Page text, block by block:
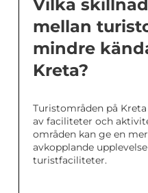
Vilka
mellan
mindre
Kreta?
Turistområden på
av faciliteter och
områden kan ge en
avkopplande
turistfaciliteter.